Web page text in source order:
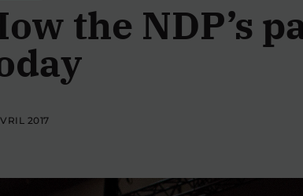
the NDP’s
2017